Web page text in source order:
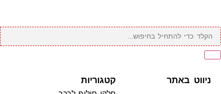
ניווט באתר קטגוריות